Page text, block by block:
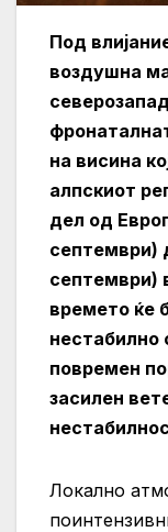
Под
воздушна
на висина
алпскиот
дел од
септември)
септември)
времето ќе
нестабилно
повремен
засилен
Локално